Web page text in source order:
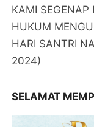
KAMI SEGENAP
HUKUM
HARI SANTRI
2024)
SELAMAT